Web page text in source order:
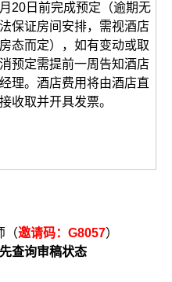
月20日前完成预定（逾期无
法保证房间安排，需视酒店
房态而定），如有变动或取
消预定需提前一周告知酒店
经理。酒店费用将由酒店直
接收取并开具发票。
（邀请码：G8057）
先查询审稿状态